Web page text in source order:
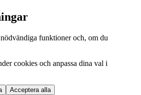
funktioner och, om du
cookies och anpassa dina val i
Acceptera alla